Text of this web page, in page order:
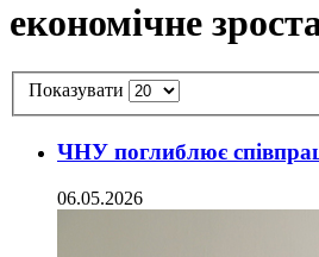
економічне
Показувати
ЧНУ поглиблює
06.05.2026